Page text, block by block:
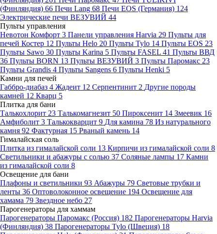
(Финляндия) 66 Печи Lang 68 Печи EOS (Германия) 124
Электрические печи ВЕЗУВИЙ 44
Пульты управления
Невотон Комфорт 3 Панели управления Harvia 29 Пульты для
печей Костер 12 Пульты Helo 20 Пульты Tylo 14 Пульты EOS 23
Пульты Sawo 30 Пульты Karina 5 Пульты FASEL 41 Пульты ВВД
36 Пульты BORN 13 Пульты ВЕЗУВИЙ 3 Пульты Паромакс 23
Пульты Grandis 4 Пульты Sangens 6 Пульты Henki 5
Камни для печей
Габбро-диабаз 4 Жадеит 12 Серпентинит 2 Другие породы
камней 12 Кварц 5
Плитка для бани
Талькохлорит 23 Талькомагнезит 50 Пироксенит 14 Змеевик 16
Амфиболит 3 Талькокварцит 9 Для камина 78 Из натурального
камня 92 Фактурная 15 Рваный камень 14
Гималайская соль
Плитка из гималайской соли 13 Кирпичи из гималайской соли 8
Светильники и абажуры с солью 37 Соляные лампы 17 Камни
из гималайской соли 8
Освещение для бани
Плафоны и светильники 93 Абажуры 79 Световые трубки и
ленты 36 Оптоволоконное освещение 194 Освещение для
хамама 79 Звездное небо 27
Парогенераторы для хаммам
Парогенераторы Паромакс (Россия) 182 Парогенераторы Harvia
(Финляндия) 38 Парогенераторы Tylo (Швеция) 18